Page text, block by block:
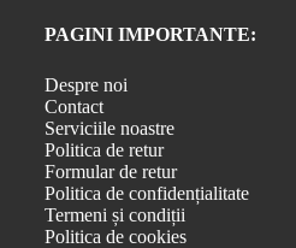
PAGINI IMPORTANTE:
Despre noi
Contact
Serviciile noastre
Politica de retur
Formular de retur
Politica de confidențialitate
Termeni și condiții
Politica de cookies